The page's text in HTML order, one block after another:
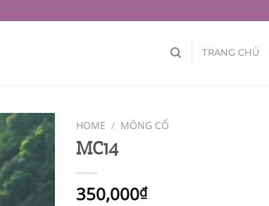
TRANG CHỦ
HOME / MÔNG CỔ
MC14
350,000₫